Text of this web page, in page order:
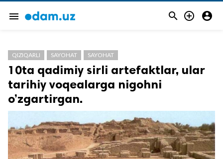
menu   
QIZIQARLI SAYOHAT SAYOHAT
10ta qadimiy sirli artefaktlar, ular
tarihiy voqealarga nigohni
o’zgartirgan.